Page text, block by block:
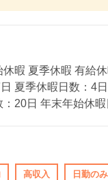
暇 夏季休暇 有給
夏季休暇日数：4
20日 年末年始休暇
高収入 日勤のみ